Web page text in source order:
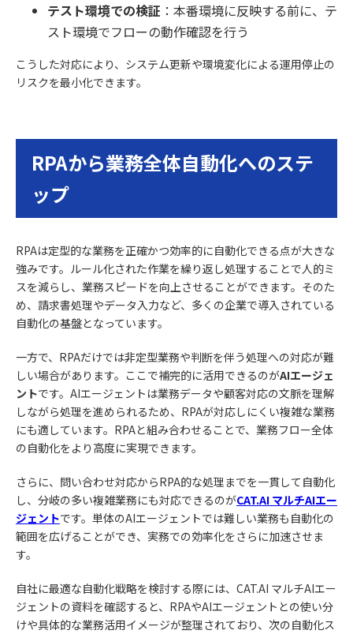
テスト環境での検証 ：本番環境に反映する前に、テ
スト環境でフローの動作確認を行う
こうした対応により、システム更新や環境変化による運用停止の
リスクを最小化できます。
RPAから業務全体自動化へのステ
ップ
RPAは定型的な業務を正確かつ効率的に自動化できる点が大きな
強みです。ルール化された作業を繰り返し処理することで人的ミ
スを減らし、業務スピードを向上させることができます。そのた
め、請求書処理やデータ入力など、多くの企業で導入されている
自動化の基盤となっています。
一方で、RPAだけでは非定型業務や判断を伴う処理への対応が難
しい場合があります。ここで補完的に活用できるのがAIエージェ
ントです。AIエージェントは業務データや顧客対応の文脈を理解
しながら処理を進められるため、RPAが対応しにくい複雑な業務
にも適しています。RPAと組み合わせることで、業務フロー全体
の自動化をより高度に実現できます。
さらに、問い合わせ対応からRPA的な処理までを一貫して自動化
し、分岐の多い複雑業務にも対応できるのがCAT.AI マルチAIエー
ジェントです。単体のAIエージェントでは難しい業務も自動化の
範囲を広げることができ、実務での効率化をさらに加速させま
す。
自社に最適な自動化戦略を検討する際には、CAT.AI マルチAIエー
ジェントの資料を確認すると、RPAやAIエージェントとの使い分
けや具体的な業務活用イメージが整理されており、次の自動化ス